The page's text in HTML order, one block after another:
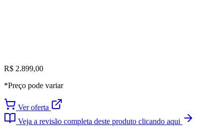
R$ 2.899,00
*Preço pode variar
Ver oferta
Veja a revisão completa deste produto clicando aqui